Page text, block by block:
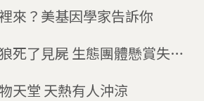
來？美基因學家告訴你
死了見屍 生態團體懸賞失蹤
天堂 天熱有人沖涼